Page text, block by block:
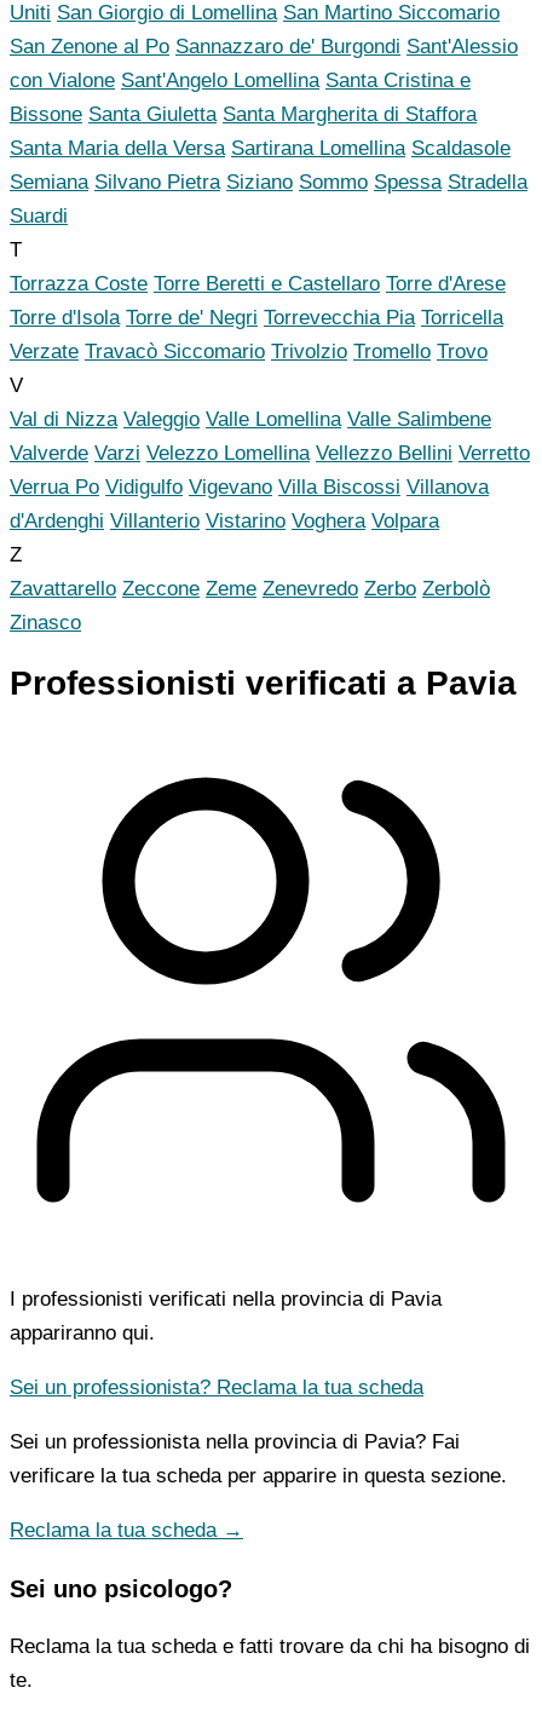
Uniti San Giorgio di Lomellina San Martino Siccomario
San Zenone al Po Sannazzaro de' Burgondi Sant'Alessio
con Vialone Sant'Angelo Lomellina Santa Cristina e
Bissone Santa Giuletta Santa Margherita di Staffora
Santa Maria della Versa Sartirana Lomellina Scaldasole
Semiana Silvano Pietra Siziano Sommo Spessa Stradella
Suardi
T
Torrazza Coste Torre Beretti e Castellaro Torre d'Arese
Torre d'Isola Torre de' Negri Torrevecchia Pia Torricella
Verzate Travacò Siccomario Trivolzio Tromello Trovo
V
Val di Nizza Valeggio Valle Lomellina Valle Salimbene
Valverde Varzi Velezzo Lomellina Vellezzo Bellini Verretto
Verrua Po Vidigulfo Vigevano Villa Biscossi Villanova
d'Ardenghi Villanterio Vistarino Voghera Volpara
Z
Zavattarello Zeccone Zeme Zenevredo Zerbo Zerbolò
Zinasco
Professionisti verificati a Pavia
I professionisti verificati nella provincia di Pavia
appariranno qui.
Sei un professionista? Reclama la tua scheda
Sei un professionista nella provincia di Pavia? Fai
verificare la tua scheda per apparire in questa sezione.
Reclama la tua scheda →
Sei uno psicologo?
Reclama la tua scheda e fatti trovare da chi ha bisogno di
te.